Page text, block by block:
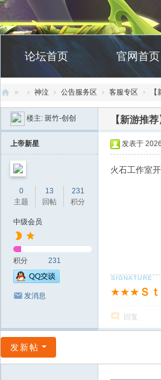
论坛首页 官网首页
创
天
社
区
» › 神泣 › 公告服务区 › 客服专区 ›
楼主:斑竹-创创 【新游推
上帝新星
0
主题
13
回帖
231
积分
中级会员
积分 231
发消息
发表于
火石工作室
★★★ Ｓ
回复
发新帖